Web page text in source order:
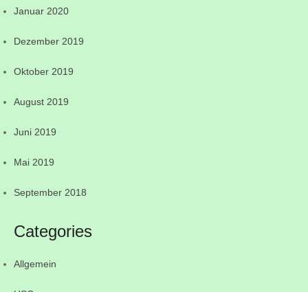
Januar 2020
Dezember 2019
Oktober 2019
August 2019
Juni 2019
Mai 2019
September 2018
Categories
Allgemein